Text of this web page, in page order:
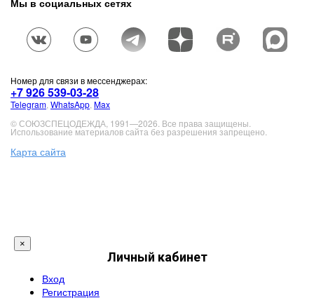
Номер для связи в мессенджерах:
+7 926 539-03-28
Telegram WhatsApp Max
© СОЮЗСПЕЦОДЕЖДА, 1991—2026. Все права защищены.
Использование материалов сайта без разрешения запрещено.
Карта сайта
×
Личный кабинет
Вход
Регистрация